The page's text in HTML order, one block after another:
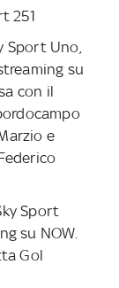
251
Sport Uno,
su
con il
e
Sport
su NOW.
Gol